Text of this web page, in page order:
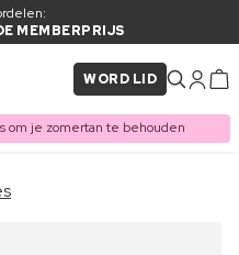
MEMBERPRIJS
WORD LID
om je zomertan te behouden
AAN